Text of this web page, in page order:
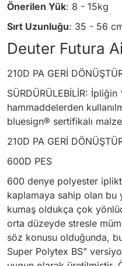
Önerilen Yük: 8 - 15kg
Sırt Uzunluğu: 35 - 56
Deuter Futura
210D PA GERİ
SÜRDÜRÜLEBİLİR:
hammaddelerden
bluesign® sertifikalı
210D PA GERİ
600D PES
600 denye polyester
kaplamaya sahip olan bu
kumaş oldukça çok
orta düzeyde stresle
söz konusu olduğunda,
Super Polytex BS”